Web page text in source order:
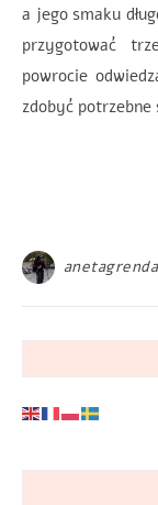
a jego smaku
przygotować
powrocie
zdobyć
anetagrenda